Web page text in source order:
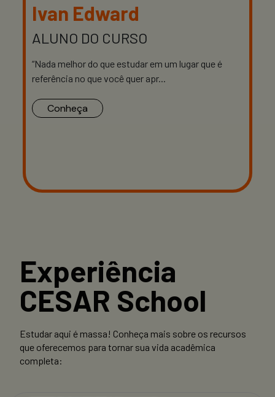
Ivan Edward
ALUNO DO CURSO
“Nada melhor do que estudar em um lugar que é
referência no que você quer apr...
Conheça
Experiência
CESAR School
Estudar aqui é massa! Conheça mais sobre os recursos
que oferecemos para tornar sua vida acadêmica
completa: